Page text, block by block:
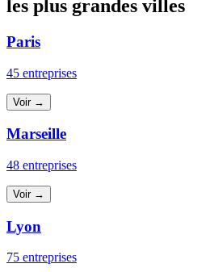
les plus grandes villes
Paris
45 entreprises
Voir →
Marseille
48 entreprises
Voir →
Lyon
75 entreprises